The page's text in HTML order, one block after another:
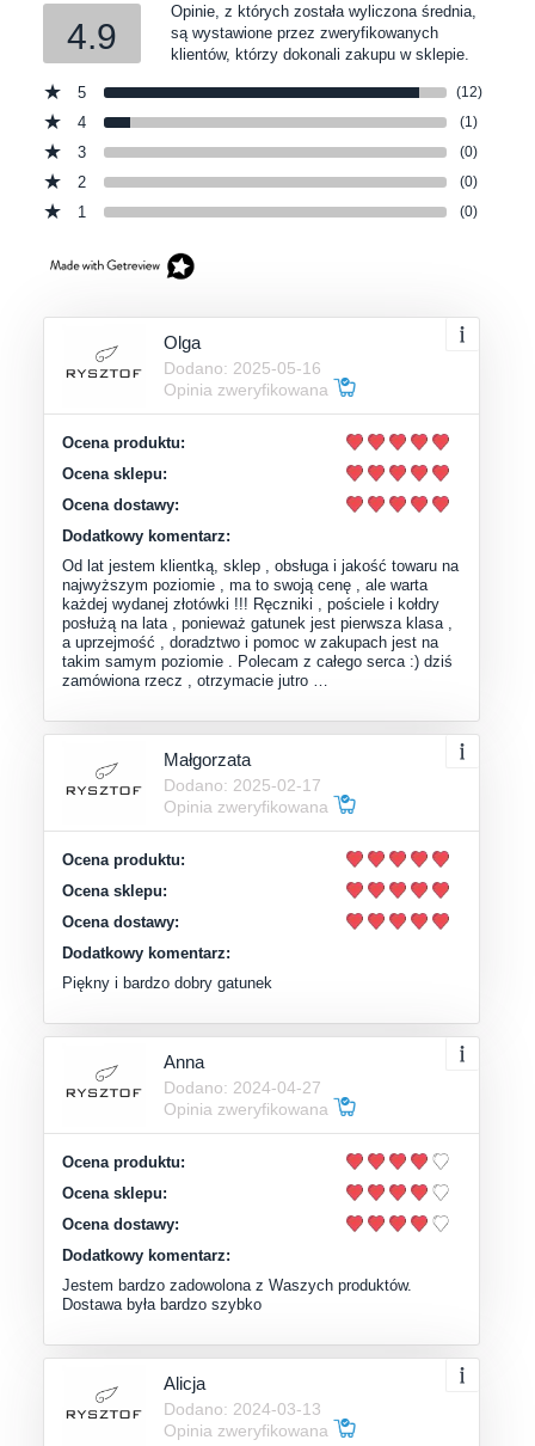
4.9
Opinie, z których została wyliczona średnia,
są wystawione przez zweryfikowanych
klientów, którzy dokonali zakupu w sklepie.
5 (12)
4 (1)
3 (0)
2 (0)
1 (0)
Olga
Dodano: 2025-05-16
Opinia zweryfikowana
Ocena produktu:
Ocena sklepu:
Ocena dostawy:
Dodatkowy komentarz:
Od lat jestem klientką, sklep , obsługa i jakość towaru na
najwyższym poziomie , ma to swoją cenę , ale warta
każdej wydanej złotówki !!! Ręczniki , pościele i kołdry
posłużą na lata , ponieważ gatunek jest pierwsza klasa ,
a uprzejmość , doradztwo i pomoc w zakupach jest na
takim samym poziomie . Polecam z całego serca :) dziś
zamówiona rzecz , otrzymacie jutro …
Małgorzata
Dodano: 2025-02-17
Opinia zweryfikowana
Ocena produktu:
Ocena sklepu:
Ocena dostawy:
Dodatkowy komentarz:
Piękny i bardzo dobry gatunek
Anna
Dodano: 2024-04-27
Opinia zweryfikowana
Ocena produktu:
Ocena sklepu:
Ocena dostawy:
Dodatkowy komentarz:
Jestem bardzo zadowolona z Waszych produktów.
Dostawa była bardzo szybko
Alicja
Dodano: 2024-03-13
Opinia zweryfikowana